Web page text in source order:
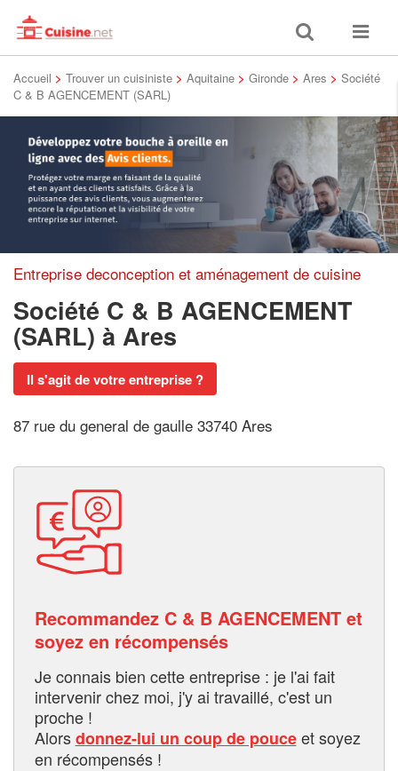
Toggle
search
Toggle
Accueil > Trouver un cuisiniste > Aquitaine > Gironde > Ares > Société
C & B AGENCEMENT (SARL)
Entreprise deconception et aménagement de cuisine
Société C & B AGENCEMENT
(SARL) à Ares
Il s'agit de votre entreprise ?
87 rue du general de gaulle 33740 Ares
Recommandez C & B AGENCEMENT et
soyez en récompensés
Je connais bien cette entreprise : je l'ai fait
intervenir chez moi, j'y ai travaillé, c'est un
proche !
Alorsdonnez-lui un coup de pouceet soyez
en récompensés !